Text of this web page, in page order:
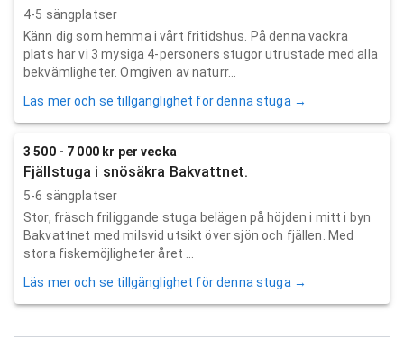
4-5 sängplatser
Känn dig som hemma i vårt fritidshus. På denna vackra
plats har vi 3 mysiga 4-personers stugor utrustade med alla
bekvämligheter. Omgiven av naturr...
Läs mer och se tillgänglighet för denna stuga →
3 500 - 7 000 kr per vecka
Fjällstuga i snösäkra Bakvattnet.
5-6 sängplatser
Stor, fräsch friliggande stuga belägen på höjden i mitt i byn
Bakvattnet med milsvid utsikt över sjön och fjällen. Med
stora fiskemöjligheter året ...
Läs mer och se tillgänglighet för denna stuga →